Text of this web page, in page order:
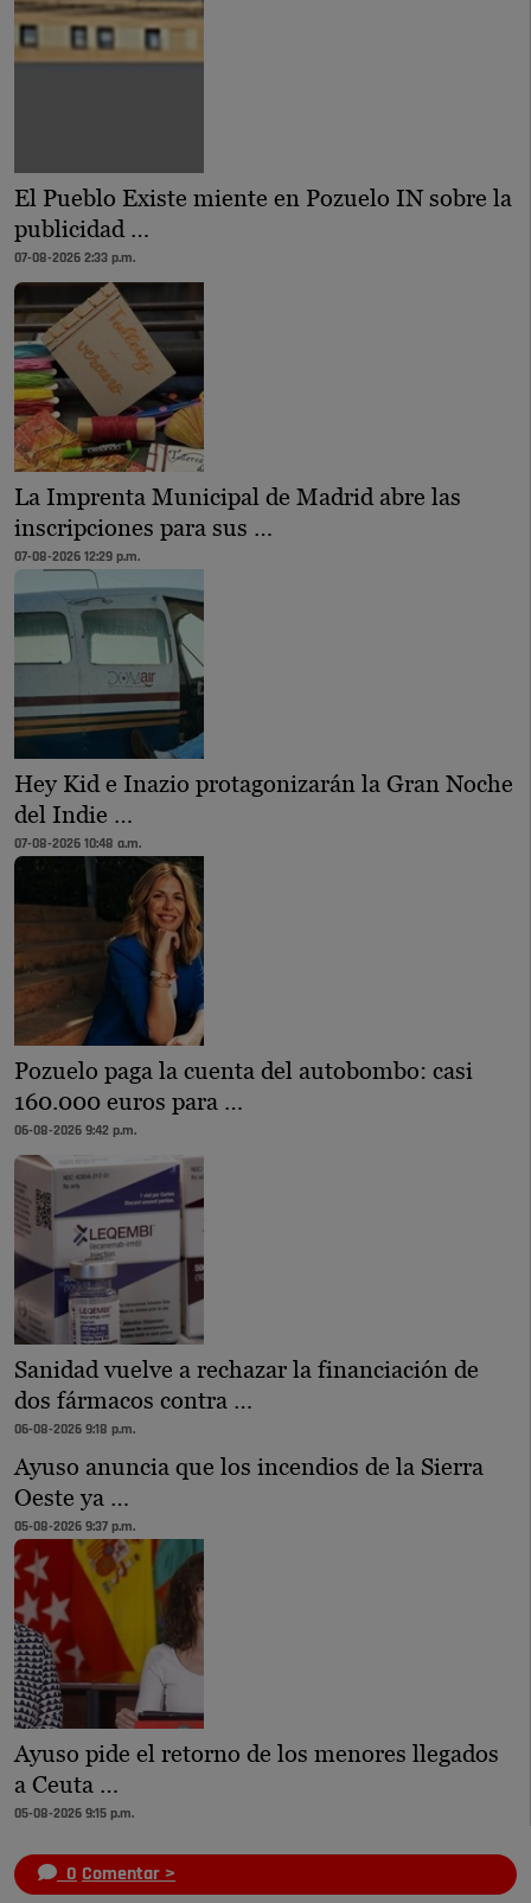
El Pueblo Existe miente en Pozuelo IN sobre la
publicidad …
07-08-2026 2:33 p.m.
La Imprenta Municipal de Madrid abre las
inscripciones para sus …
07-08-2026 12:29 p.m.
Hey Kid e Inazio protagonizarán la Gran Noche
del Indie …
07-08-2026 10:48 a.m.
Pozuelo paga la cuenta del autobombo: casi
160.000 euros para …
06-08-2026 9:42 p.m.
Sanidad vuelve a rechazar la financiación de
dos fármacos contra …
06-08-2026 9:18 p.m.
Ayuso anuncia que los incendios de la Sierra
Oeste ya …
05-08-2026 9:37 p.m.
Ayuso pide el retorno de los menores llegados
a Ceuta …
05-08-2026 9:15 p.m.
0 Comentar >